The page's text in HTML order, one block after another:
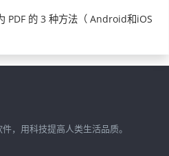
PDF 的 3 种方法（ Android和iOS
，用科技提高人类生活品质。